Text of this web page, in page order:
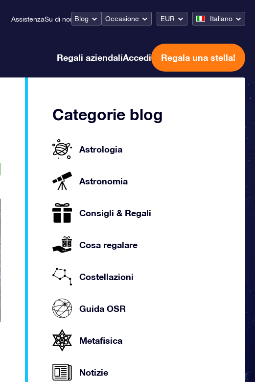
AssistenzaSu di noi Blog Occasione EUR Italiano
Regali aziendaliAccedi Regala una stella!
Categorie blog
Astrologia
Astronomia
Consigli & Regali
Cosa regalare
Costellazioni
Guida OSR
Metafisica
Notizie